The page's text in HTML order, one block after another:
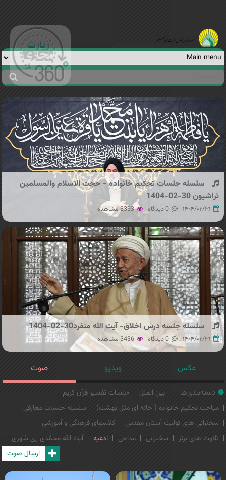
فرم
سلسله جلسات تحکیم خانواده - حجت الاسلام والمسلمین
تراشیون 30-02-1404
۱۴۰۴/۰۲/۳۱ 0 دیدگاه 3333 مشاهده
سلسله جلسه درس اخلاق- آیت الله منفرد30-02-1404
۱۴۰۴/۰۲/۳۱ 0 دیدگاه 3436 مشاهده
عکس ویدیو صوت
دسته‌بندی‌ها بین الملل
جلسات تفسیر قرآن کریم
مباحث تحکیم خانواده ( خانه ای مثل بهشت)
سلسله جلسات معارفی
سخنرانی های تولیت آستان مقدس
کلاسهای فرهنگی و آموزشی
تلاوت های برتر
سخنرانی مداحی ادعیه
آیت الله محمّدی ری شهری
ارسال صوت